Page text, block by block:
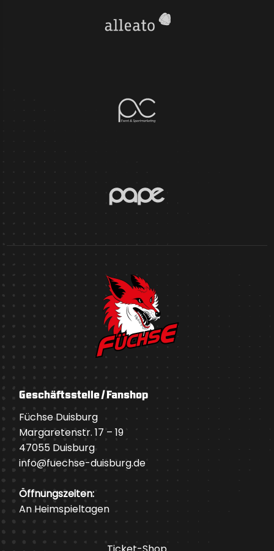
Geschäftsstelle / Fanshop
Füchse Duisburg
Margaretenstr. 17 – 19
47055 Duisburg
info@fuechse-duisburg.de
Öffnungszeiten:
An Heimspieltagen